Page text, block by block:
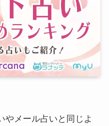
やメール占いと同じよ